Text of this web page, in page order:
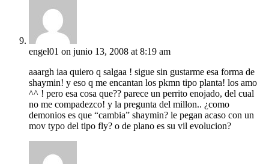
engel01 on junio 13, 2008 at 8:19 am
aaargh iaa quiero q salgaa ! sigue sin gustarme esa forma de
shaymin! y eso q me encantan los pkmn tipo planta! los amo
^^ ! pero esa cosa que?? parece un perrito enojado, del cual
no me compadezco! y la pregunta del millon.. ¿como
demonios es que “cambia” shaymin? le pegan acaso con un
mov typo del tipo fly? o de plano es su vil evolucion?